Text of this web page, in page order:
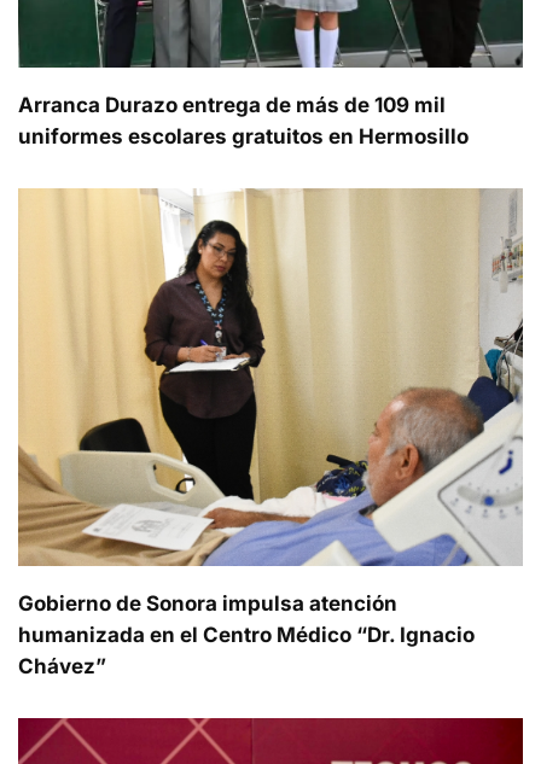
Arranca Durazo entrega de más de 109 mil
uniformes escolares gratuitos en Hermosillo
Gobierno de Sonora impulsa atención
humanizada en el Centro Médico “Dr. Ignacio
Chávez”